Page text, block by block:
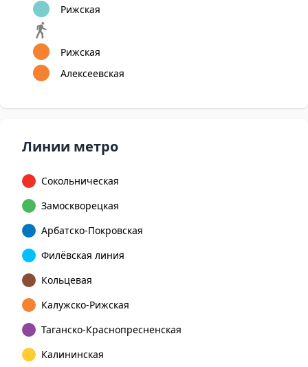
Рижская
Рижская
Алексеевская
Линии метро
Сокольническая
Замоскворецкая
Арбатско-Покровская
Филёвская линия
Кольцевая
Калужско-Рижская
Таганско-Краснопресненская
Калининская